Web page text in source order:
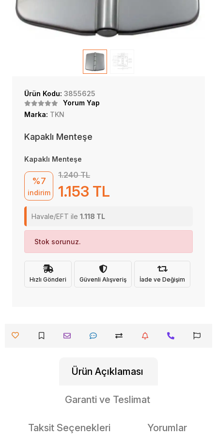
Ürün Kodu: 3855625
Yorum Yap
Marka: TKN
Kapaklı Menteşe
Kapaklı Menteşe
%7
indirim
1.240 TL
1.153 TL
Havale/EFT ile 1.118 TL
Stok sorunuz.
Hızlı Gönderi Güvenli Alışveriş İade ve Değişim
Ürün Açıklaması
Garanti ve Teslimat
Taksit Seçenekleri Yorumlar